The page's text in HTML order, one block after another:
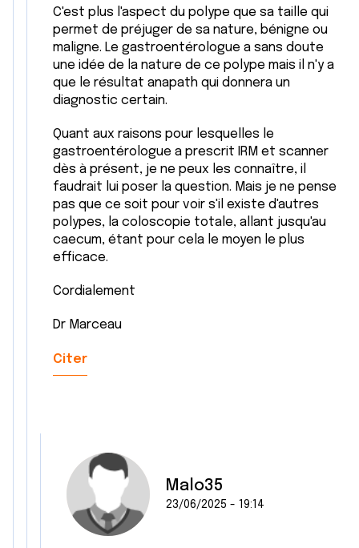
C'est plus l'aspect du polype que sa taille qui
permet de préjuger de sa nature, bénigne ou
maligne. Le gastroentérologue a sans doute
une idée de la nature de ce polype mais il n'y a
que le résultat anapath qui donnera un
diagnostic certain.
Quant aux raisons pour lesquelles le
gastroentérologue a prescrit IRM et scanner
dès à présent, je ne peux les connaître, il
faudrait lui poser la question. Mais je ne pense
pas que ce soit pour voir s'il existe d'autres
polypes, la coloscopie totale, allant jusqu'au
caecum, étant pour cela le moyen le plus
efficace.
Cordialement
Dr Marceau
Citer
Malo35
23/06/2025 - 19:14